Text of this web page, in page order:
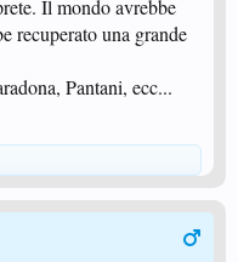
Il mondo avrebbe
recuperato una grande
Pantani, ecc...